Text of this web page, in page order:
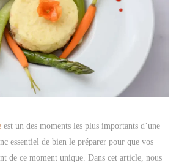
est un des moments les plus importants d’une
essentiel de bien le préparer pour que vos
de ce moment unique. Dans cet article, nous